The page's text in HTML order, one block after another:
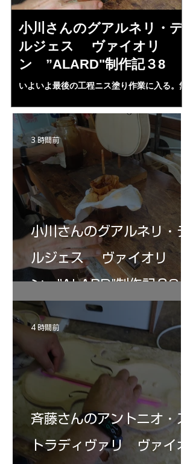
小川さんのグアルネリ・デ
ルジェス ヴァイオリ
ン ”ALARD"制作記３8
いよいよ最後の工程ニス塗り作業に入る。無
ンタイン、スパイクラヴェンダーオイル，等
等を入れ３ケ月経過、ガーゼで濾し下地ニス
として３回ほど塗る。さらにそれをアルコー
ルで取る。ホワイト状態に戻す。自宅工房で
３０－４０回ニス塗りの手始めとなる・・。
小川さんのグアルネリ・デ
ルジェス ヴァイオリ
ン ”ALARD"制作記３8
3 時間前
斉藤さんのアントニオ・ス
トラディヴァリ ヴァイオ
4 時間前